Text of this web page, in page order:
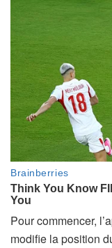
Pour commencer,
modifie la position